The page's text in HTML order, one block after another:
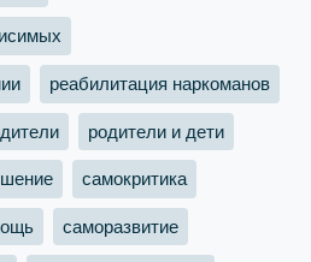
реабилитация наркоманов
родители и дети
самокритика
саморазвитие